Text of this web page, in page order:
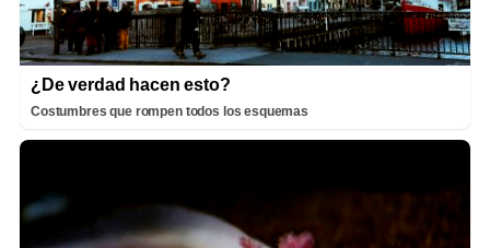
¿De verdad hacen esto?
Costumbres que rompen todos los esquemas